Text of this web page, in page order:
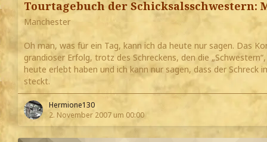
Tourtagebuch der Schicksalsschwestern:
Manchester
Oh man, was für ein Tag, kann ich da heute nur sagen. Das
grandioser Erfolg, trotz des Schreckens, den die
heute erlebt haben und ich kann nur sagen, dass der Schreck
steckt.
Hermione130
2. November 2007 um 00:00